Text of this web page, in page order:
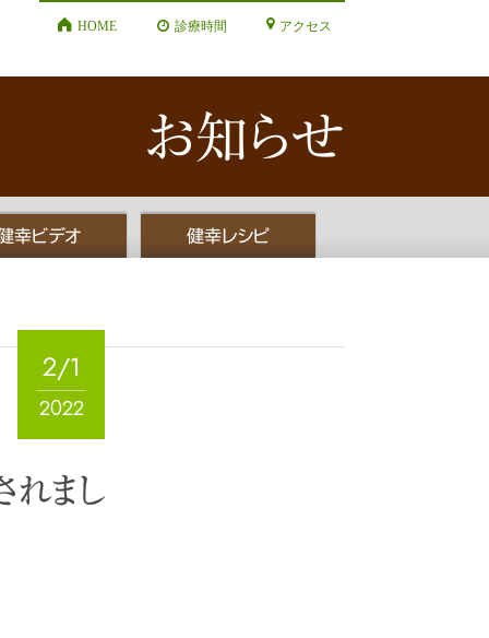
HOME 診療時間 アクセス
お知らせ
幸ビデオ 健幸レシピ
2/1
2022
れまし